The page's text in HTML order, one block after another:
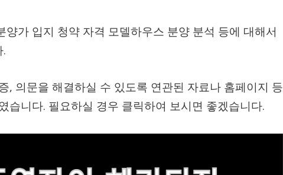
양가 입지 청약 자격 모델하우스 분양 분석 등에 대해서
, 의문을 해결하실 수 있도록 연관된 자료나 홈페이지 등
습니다. 필요하실 경우 클릭하여 보시면 좋겠습니다.